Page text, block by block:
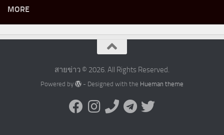
MORE
สายข่าว © 2026. All Rights Reserved.
Powered by - Designed with the Hueman theme